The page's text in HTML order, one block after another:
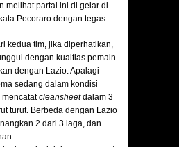
melihat partai ini di gelar di
Pecoraro dengan tegas.
kedua tim, jika diperhatikan,
dengan kualtias pemain
dengan Lazio. Apalagi
sedang dalam kondisi
mencatatcleansheetdalam 3
turut. Berbeda dengan Lazio
2 dari 3 laga, dan